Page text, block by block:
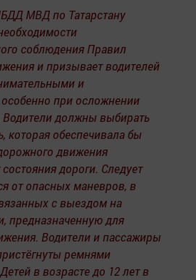
МВД по Татарстану
соблюдения Правил
и призывает водителей
и
при осложнении
Водители должны выбирать
которая обеспечивала бы
движения
дороги. Следует
от опасных маневров, в
с выездом на
предназначенную для
Водители и пассажиры
ремнями
в возрасте до 12 лет в